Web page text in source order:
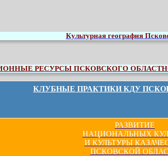
Культурная география
РЕСУРСЫ ПСКОВСКОГО
КЛУБНЫЕ ПРАКТИКИ КДУ
РАЗВИТИЕ
НАЦИОНАЛЬНЫХ
И КУЛЬТУРЫ
ПСКОВСКОЙ